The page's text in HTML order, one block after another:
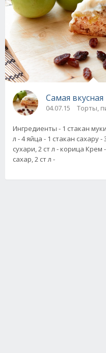
Самая
04.07.15 Торты,
Ингредиенты - 1 стакан
л - 4 яйца - 1 стакан сахару
сухари, 2 ст л - корица Крем
сахар, 2 ст л -